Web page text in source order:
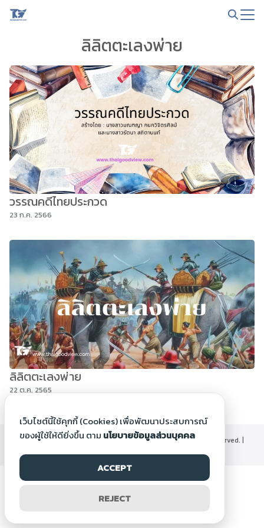
Skip
ลิลิตตะเลงพ่าย
วรรณคดีไทยประกวด
23 ก.ค. 2566
ลิลิตตะเลงพ่าย
22 ต.ค. 2565
©2000-2026 Thaigoodview.com, All rights reserved. |
เว็บไซต์นี้ใช้คุกกี้ (Cookies) เพื่อพัฒนาประสบการณ์
ของผู้ใช้ให้ดียิ่งขึ้น ตาม นโยบายข้อมูลส่วนบุคคล
ACCEPT
REJECT